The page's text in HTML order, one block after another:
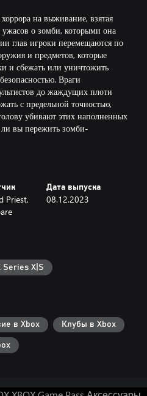
на выживание, взятая
о зомби, которыми она
глав игроки перемещаются по
и предметов, которые
и сбежать или уничтожить
Враги
до жаждущих плоти
с предельной точностью,
убивают этих наполненных
вы пережить зомби-
Priest,
Дата выпуска
08.12.2023
Series X|S
в Xbox Клубы в Xbox